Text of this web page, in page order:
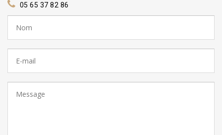
05 65 37 82 86